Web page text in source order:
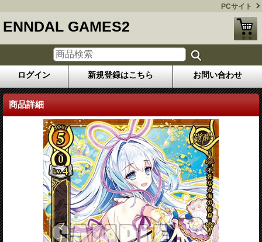
PCサイト
ENNDAL GAMES2
ログイン 新規登録はこちら お問い合わせ
商品詳細